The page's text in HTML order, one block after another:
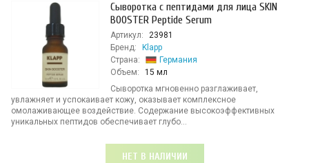
Сыворотка с пептидами для лица SKIN
BOOSTER Peptide Serum
Артикул:
23981
Бренд:
Klapp
Страна:
Германия
Объем:
15 мл
Сыворотка мгновенно разглаживает,
увлажняет и успокаивает кожу, оказывает комплексное
омолаживающее воздействие. Содержание высокоэффективных
уникальных пептидов обеспечивает глубо...
НЕТ В НАЛИЧИИ